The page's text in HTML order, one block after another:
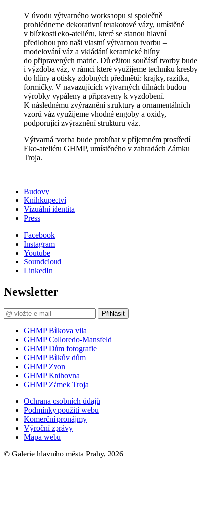
V úvodu výtvarného workshopu si společně
prohlédneme dekorativní terakotové vázy, umístěné
v blízkosti eko-ateliéru, které se stanou hlavní
předlohou pro naši vlastní výtvarnou tvorbu –
modelování váz a vkládání keramické hlíny
do připravených matric. Důležitou součástí tvorby bude
i výzdoba váz, v rámci které využijeme techniku kresby
do hlíny a otisky zdobných předmětů: krajky, razítka,
formičky. V navazujících výtvarných dílnách budou
výrobky vypáleny a připraveny k vyzdobení.
K následnému zvýraznění struktury a ornamentálních
vzorů váz využijeme vhodné engoby a oxidy,
podporující zvýraznění strukturu váz.
Výtvarná tvorba bude probíhat v příjemném prostředí
Eko-ateliéru GHMP, umístěného v zahradách Zámku
Troja.
Budovy
Knihkupectví
Vizuální identita
Press
Facebook
Instagram
Youtube
Soundcloud
LinkedIn
Newsletter
Přihlásit
GHMP Bílkova vila
GHMP Colloredo-Mansfeld
GHMP Dům fotografie
GHMP Bílkův dům
GHMP Zvon
GHMP Knihovna
GHMP Zámek Troja
Ochrana osobních údajů
Podmínky použití webu
Komerční pronájmy
Výroční zprávy
Mapa webu
© Galerie hlavního města Prahy, 2026